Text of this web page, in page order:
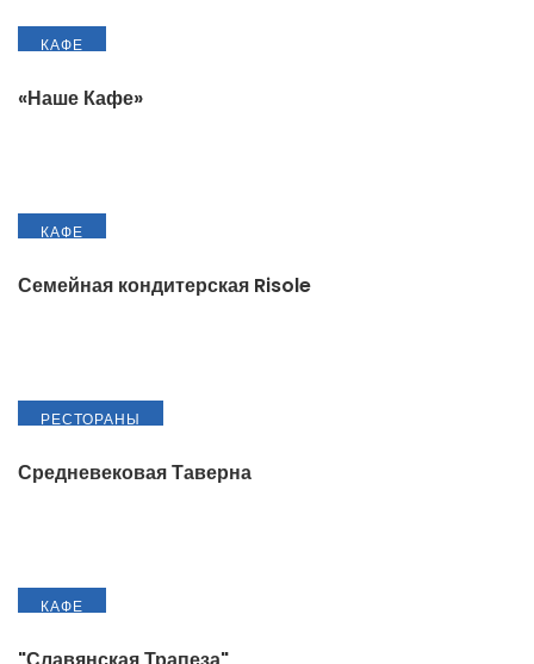
КАФЕ
«Наше Кафе»
КАФЕ
Семейная кондитерская Risole
РЕСТОРАНЫ
Средневековая Таверна
КАФЕ